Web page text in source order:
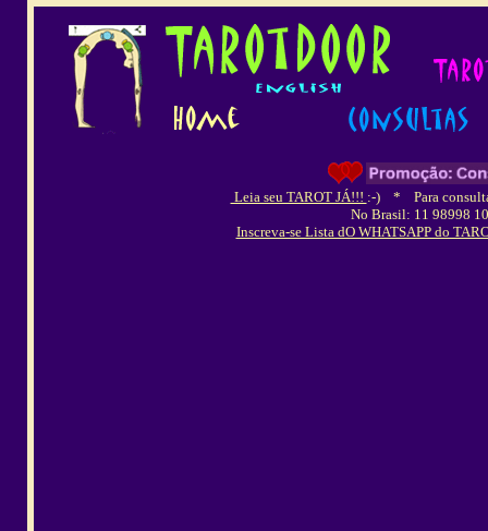
Leia seu TAROT JÁ!!! :-) *
Para
No Brasil: 11 98998
Inscreva-se Lista dO WHATSAPP do